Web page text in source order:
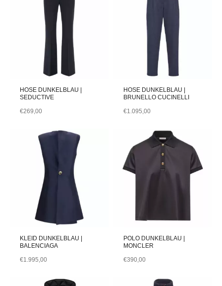
HOSE DUNKELBLAU |
SEDUCTIVE
€269,00
HOSE DUNKELBLAU |
BRUNELLO CUCINELLI
€1.095,00
KLEID DUNKELBLAU |
BALENCIAGA
€1.995,00
POLO DUNKELBLAU |
MONCLER
€390,00